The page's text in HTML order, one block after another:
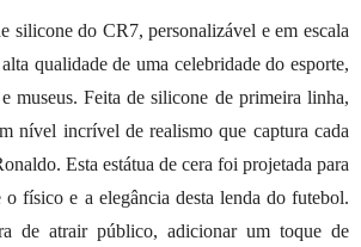
silicone do CR7, personalizável e em escala
qualidade de uma celebridade do esporte,
museus. Feita de silicone de primeira linha,
nível incrível de realismo que captura cada
Esta estátua de cera foi projetada para
o físico e a elegância desta lenda do futebol.
de atrair público, adicionar um toque de